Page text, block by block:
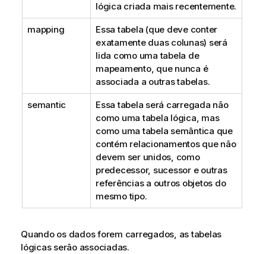
lógica criada mais recentemente.
mapping
Essa tabela (que deve conter
exatamente duas colunas) será
lida como uma tabela de
mapeamento, que nunca é
associada a outras tabelas.
semantic
Essa tabela será carregada não
como uma tabela lógica, mas
como uma tabela semântica que
contém relacionamentos que não
devem ser unidos, como
predecessor, sucessor e outras
referências a outros objetos do
mesmo tipo.
Quando os dados forem carregados, as tabelas
lógicas serão associadas.